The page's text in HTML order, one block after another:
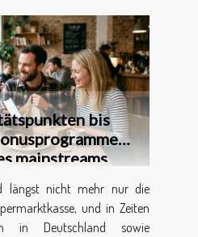
bis
mainstreams
längst nicht mehr nur die
und in Zeiten
in Deutschland sowie